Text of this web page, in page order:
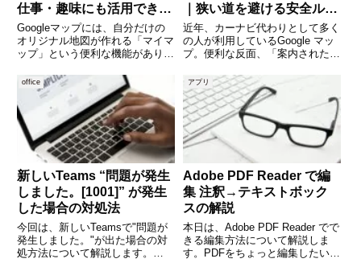
仕事・趣味にも活用できる
地図作成術
Googleマップには、自分だけの
オリジナル地図が作れる「マイマ
ップ」という便利な機能がありま
営業先のルートを整理したり、趣
味のカフェ巡りリストを視覚的に
まとめたりと、使い方は無限大。
本記事では、マイマップの基
｜狭い道を避ける安全ルー
トの探し方
近年、カーナビ代わりとして多く
の人が利用しているGoogle マッ
プ。便利な反面、「案内された道
ありませんか。特に軽自動車や大
型車、運転に不慣れな方にとっ
て、道幅の情報はとても重要で
す。本記事では、Google
office
新しいTeams “問題が発生
しました。[1001]” が発生
した場合の対処法
今回は、新しいTeamsで"問題が
発生しました。"が出た場合の対
処方法について解説します。
アプリ
Adobe PDF Reader で編
集 注釈→テキストボック
スの解説
本日は、Adobe PDF Reader でで
きる編集方法について解説しま
す。PDFをちょっと編集したい